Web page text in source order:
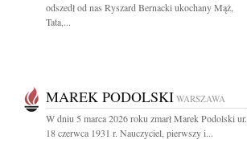
odszedł od nas Ryszard Bernacki ukochany Mąż,
Tata,...
MAREK PODOLSKI WARSZAWA
W dniu 5 marca 2026 roku zmarł Marek Podolski ur.
18 czerwca 1931 r. Nauczyciel, pierwszy i...